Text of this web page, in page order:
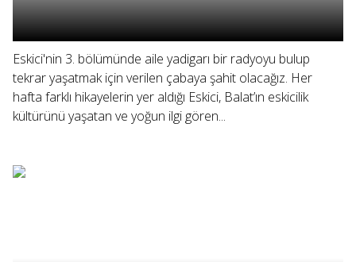
Eskici'nin 3. bölümünde aile yadigarı bir radyoyu bulup
tekrar yaşatmak için verilen çabaya şahit olacağız. Her
hafta farklı hikayelerin yer aldığı Eskici, Balat’ın eskicilik
kültürünü yaşatan ve yoğun ilgi gören...